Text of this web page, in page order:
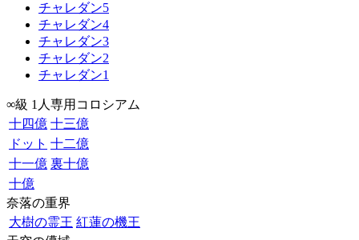
チャレダン5
チャレダン4
チャレダン3
チャレダン2
チャレダン1
∞級 1人専用コロシアム
十四億 十三億
ドット 十二億
十一億 裏十億
十億
奈落の重界
大樹の霊王 紅蓮の機王